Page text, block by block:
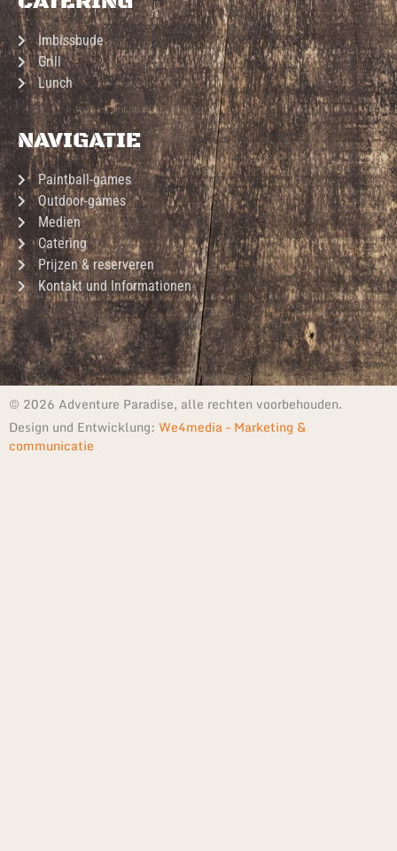
Imbissbude
Grill
Lunch
NAVIGATIE
Paintball-games
Outdoor-games
Medien
Catering
Prijzen & reserveren
Kontakt und Informationen
© 2026 Adventure Paradise, alle rechten voorbehouden.
Design und Entwicklung: We4media – Marketing &
communicatie